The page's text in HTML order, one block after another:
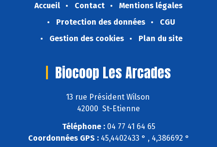
Accueil Contact
Mentions légales
Protection des données
CGU
Gestion des cookies
Plan du site
Biocoop Les Arcades
13 rue Président Wilson
42000 St-Etienne
Téléphone :04 77 41 64 65
Coordonnées GPS :45,4402433 ° , 4,386692 °